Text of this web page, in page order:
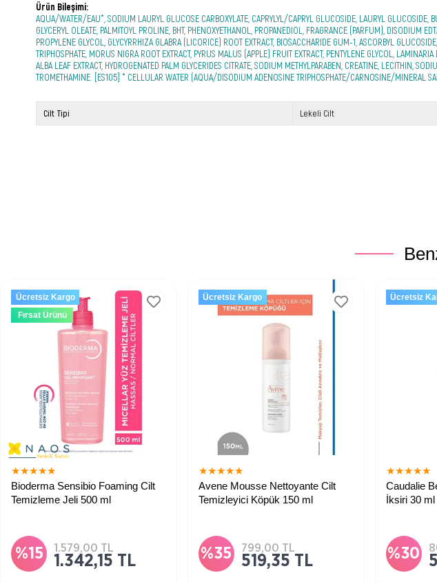
Ürün Bileşimi:
AQUA/WATER/EAU*, SODIUM LAURYL GLUCOSE CARBOXYLATE, CAPRYLYL/CAPRYL GLUCOSIDE, LAURYL
GLYCERYL OLEATE, PALMITOYL PROLINE, BHT, PHENOXYETHANOL, PROPANEDIOL, FRAGRANCE (PARFUM), DISODIUM
PROPYLENE GLYCOL, GLYCYRRHIZA GLABRA (LICORICE) ROOT EXTRACT, BIOSACCHARIDE GUM-1, ASCORBYL
TRIPHOSPHATE, MORUS NIGRA ROOT EXTRACT, PYRUS MALUS (APPLE) FRUIT EXTRACT, PENTYLENE GLYCOL,
ALBA LEAF EXTRACT, HYDROGENATED PALM GLYCERIDES CITRATE, SODIUM METHYLPARABEN, CREATINE, LECITHIN,
TROMETHAMINE. [ES105] * CELLULAR WATER (AQUA/DISODIUM ADENOSINE TRIPHOSPHATE/CARNOSINE/MINERAL
Cilt Tipi Lekeli Cilt
★★★★★
Bioderma Sensibio Foaming Cilt
Temizleme Jeli 500 ml
%15 1.342,15 TL
1.579,00 TL
Ücretsiz Kargo
Fırsat Ürünü
★★★★★
Avene Mousse Nettoyante Cilt
Temizleyici Köpük 150 ml
%35 519,35 TL
799,00 TL
Ücretsiz Kargo
★★★★★
Caudalie
İksiri 30 ml
%30
Ücretsiz